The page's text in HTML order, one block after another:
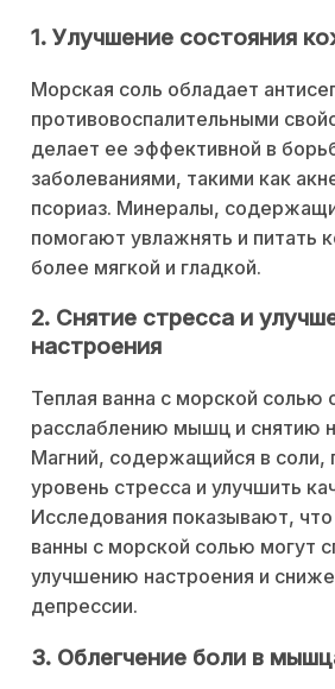
1. Улучшение состояния
Морская соль обладает
противовоспалительными
делает ее эффективной в
заболеваниями, такими как
псориаз. Минералы,
помогают увлажнять и питать
более мягкой и гладкой.
2. Снятие стресса и
настроения
Теплая ванна с морской солью
расслаблению мышц и снятию
Магний, содержащийся в соли,
уровень стресса и улучшить
Исследования показывают,
ванны с морской солью могут
улучшению настроения и
депрессии.
3. Облегчение боли в